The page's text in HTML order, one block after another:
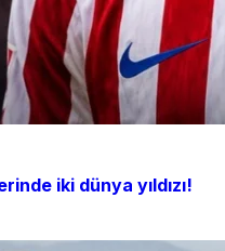
iki dünya yıldızı!